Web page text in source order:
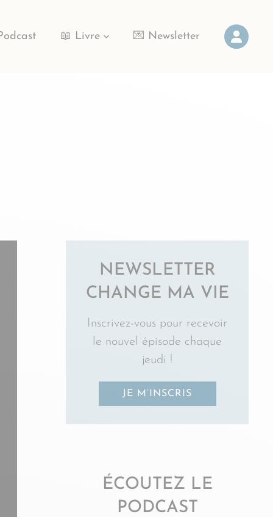
📖 Livre 💌 Newsletter
NEWSLETTER
CHANGE MA VIE
Inscrivez-vous pour recevoir
le nouvel épisode chaque
jeudi !
JE M’INSCRIS
ÉCOUTEZ LE
PODCAST